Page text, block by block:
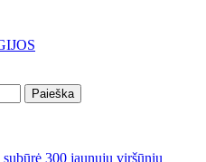
300 jaunųjų viršūnių